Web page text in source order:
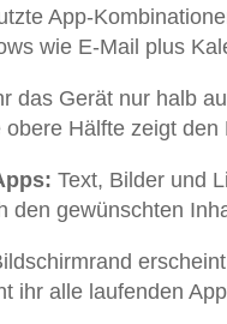
App-
wie E-Mail plus
das Gerät nur halb
Hälfte zeigt
Text, Bilder und
den gewünschten
ihr alle laufenden